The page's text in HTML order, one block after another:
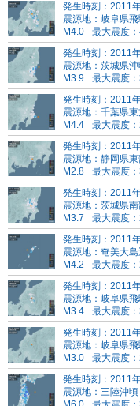
発生時刻：2011
震源地：岐阜県
M4.0
最大震度
発生時刻：2011
震源地：茨城県
M3.9
最大震度
発生時刻：2011
震源地：千葉県
M4.4
最大震度
発生時刻：2011
震源地：静岡県
M2.8
最大震度
発生時刻：2011
震源地：茨城県
M3.7
最大震度
発生時刻：2011
震源地：奄美大
M4.2
最大震度
発生時刻：2011
震源地：岐阜県
M3.4
最大震度
発生時刻：2011
震源地：岐阜県
M3.0
最大震度
発生時刻：2011
震源地：三陸沖頃